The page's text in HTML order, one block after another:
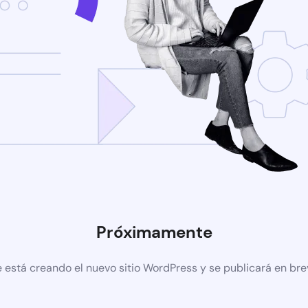
Próximamente
está creando el nuevo sitio WordPress y se publicará en